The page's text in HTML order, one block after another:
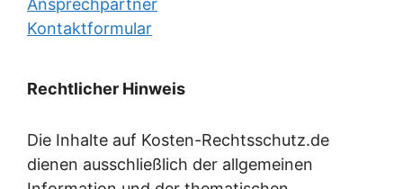
Kontaktformular
Rechtlicher Hinweis
Die Inhalte auf Kosten-Rechtsschutz.de
dienen ausschließlich der allgemeinen